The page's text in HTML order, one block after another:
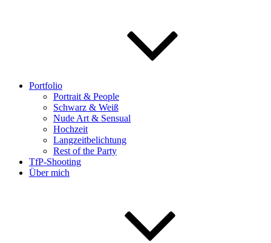
Portfolio
Portrait & People
Schwarz & Weiß
Nude Art & Sensual
Hochzeit
Langzeitbelichtung
Rest of the Party
TfP-Shooting
Über mich